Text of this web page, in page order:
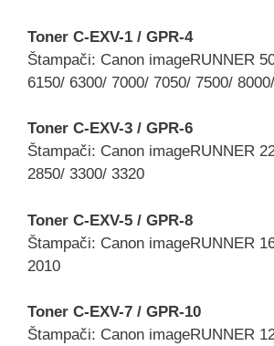
Toner C-EXV-1 / GPR-4
Štampači: Canon imageRUNNER
6150/ 6300/ 7000/ 7050/ 7500/
Toner C-EXV-3 / GPR-6
Štampači: Canon imageRUNNER
2850/ 3300/ 3320
Toner C-EXV-5 / GPR-8
Štampači: Canon imageRUNNER
2010
Toner C-EXV-7 / GPR-10
Štampači: Canon imageRUNNER